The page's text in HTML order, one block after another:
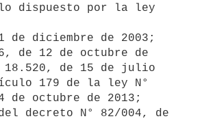
dispuesto por la ley
de diciembre de 2003;
de 12 de octubre de
18.520, de 15 de julio
179 de la ley N°
de octubre de 2013;
decreto N° 82/004, de